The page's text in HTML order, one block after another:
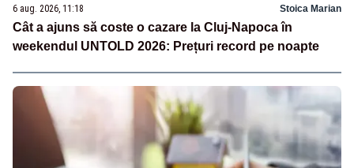
6 aug. 2026, 11:18 Stoica Marian
Cât a ajuns să coste o cazare la Cluj-Napoca în
weekendul UNTOLD 2026: Prețuri record pe noapte